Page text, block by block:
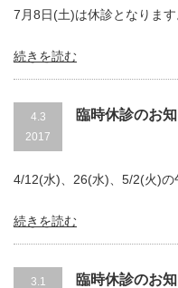
7月8日(土)は休診となります
続きを読む
4.3
2017
臨時休診のお
4/12(水)、26(水)、5/2(火)の
続きを読む
3.1
臨時休診のお